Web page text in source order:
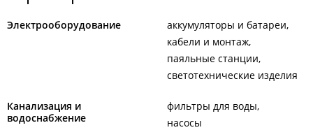
Электрооборудование
аккумуляторы и батареи
кабели и монтаж
паяльные станции
светотехнические изделия
Канализация и
водоснабжение
фильтры для воды
насосы